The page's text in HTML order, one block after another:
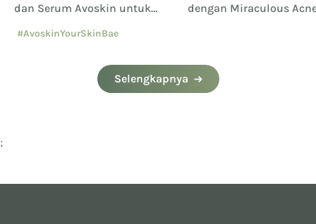
dan Serum Avoskin untuk
#AvoskinYourSkinBae
#caramenghilangkanbekasjeraw
dengan Miraculous
Selengkapnya
;